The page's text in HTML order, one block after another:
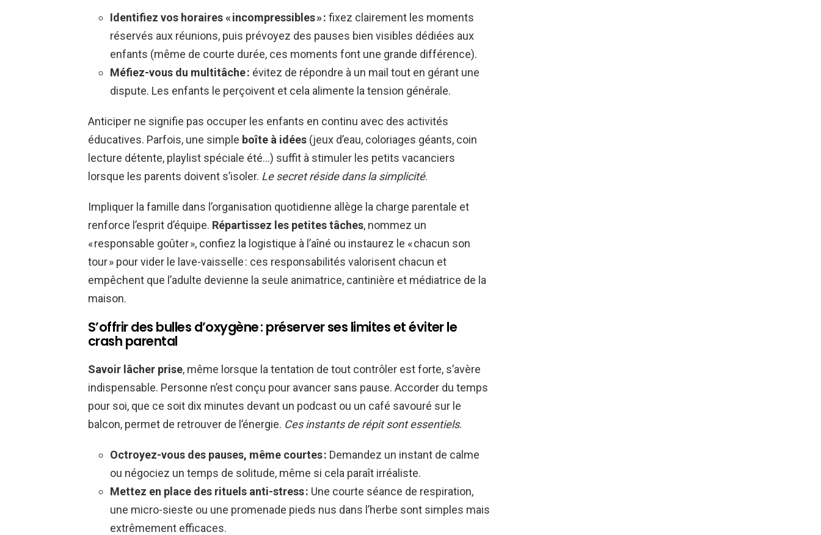
Identifiez vos horaires « incompressibles » : fixez clairement les moments
réservés aux réunions, puis prévoyez des pauses bien visibles dédiées aux
enfants (même de courte durée, ces moments font une grande différence).
Méfiez-vous du multitâche : évitez de répondre à un mail tout en gérant une
dispute. Les enfants le perçoivent et cela alimente la tension générale.
Anticiper ne signifie pas occuper les enfants en continu avec des activités
éducatives. Parfois, une simple boîte à idées (jeux d’eau, coloriages géants, coin
lecture détente, playlist spéciale été…) suffit à stimuler les petits vacanciers
lorsque les parents doivent s’isoler. Le secret réside dans la simplicité.
Impliquer la famille dans l’organisation quotidienne allège la charge parentale et
renforce l’esprit d’équipe. Répartissez les petites tâches, nommez un
« responsable goûter », confiez la logistique à l’aîné ou instaurez le « chacun son
tour » pour vider le lave-vaisselle : ces responsabilités valorisent chacun et
empêchent que l’adulte devienne la seule animatrice, cantinière et médiatrice de la
maison.
S’offrir des bulles d’oxygène : préserver ses limites et éviter le
crash parental
Savoir lâcher prise, même lorsque la tentation de tout contrôler est forte, s’avère
indispensable. Personne n’est conçu pour avancer sans pause. Accorder du temps
pour soi, que ce soit dix minutes devant un podcast ou un café savouré sur le
balcon, permet de retrouver de l’énergie. Ces instants de répit sont essentiels.
Octroyez-vous des pauses, même courtes : Demandez un instant de calme
ou négociez un temps de solitude, même si cela paraît irréaliste.
Mettez en place des rituels anti-stress : Une courte séance de respiration,
une micro-sieste ou une promenade pieds nus dans l’herbe sont simples mais
extrêmement efficaces.